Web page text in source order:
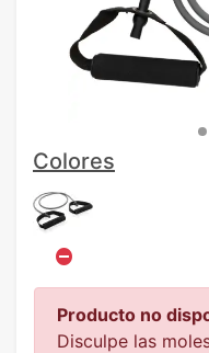
Colores
Producto no
Disculpe las